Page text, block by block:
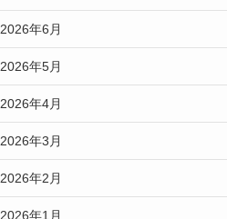
2026年6月
2026年5月
2026年4月
2026年3月
2026年2月
2026年1月